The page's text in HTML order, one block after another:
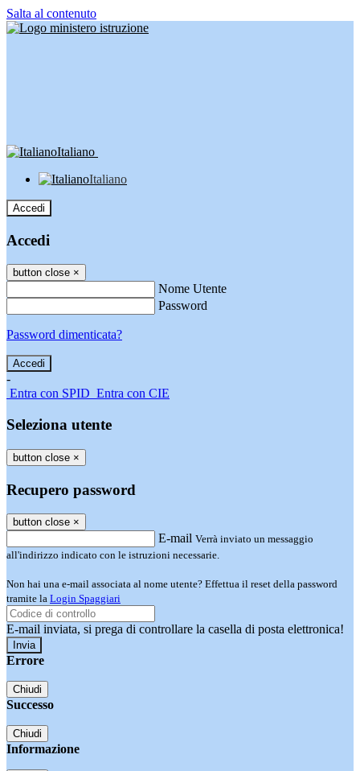
Salta al contenuto
Italiano
Italiano
Accedi
Accedi
button close ×
Nome Utente
Password
Password dimenticata?
-
Entra con SPID Entra con CIE
Seleziona utente
button close ×
Recupero password
button close ×
E-mail Verrà inviato un messaggio
all'indirizzo indicato con le istruzioni necessarie.
Non hai una e-mail associata al nome utente? Effettua il reset della password
tramite la Login Spaggiari
E-mail inviata, si prega di controllare la casella di posta elettronica!
Errore
Chiudi
Successo
Chiudi
Informazione